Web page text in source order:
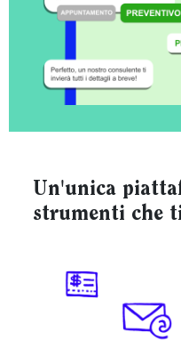
Un'unica
strumenti che